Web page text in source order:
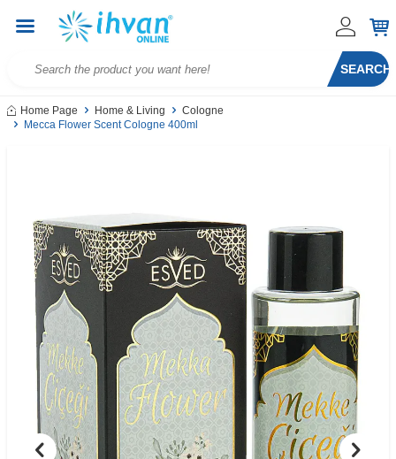
SEARCH
Home Page Home & Living
Cologne
Mecca Flower Scent Cologne 400ml